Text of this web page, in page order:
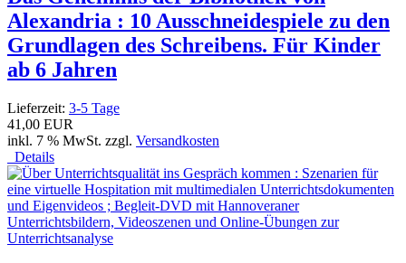
Alexandria : 10 Ausschneidespiele zu den
Grundlagen des Schreibens. Für Kinder
ab 6 Jahren
Lieferzeit: 3-5 Tage
41,00 EUR
inkl. 7 % MwSt. zzgl. Versandkosten
Details